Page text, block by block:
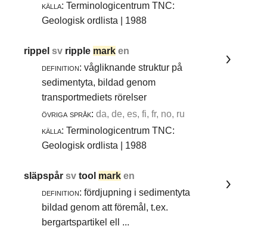
källa: Terminologicentrum TNC:
Geologisk ordlista | 1988
rippelsv ripple mark en
definition: vågliknande struktur på
sedimentyta, bildad genom
transportmediets rörelser
övriga språk: da, de, es, fi, fr, no, ru
källa: Terminologicentrum TNC:
Geologisk ordlista | 1988
släpspårsvtool mark en
definition: fördjupning i sedimentyta
bildad genom att föremål, t.ex.
bergartspartikel ell ...